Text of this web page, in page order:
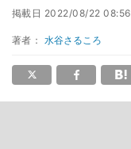
掲載日 2022/08/22 08:56
著者： 水谷さるころ